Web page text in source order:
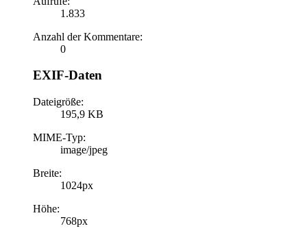
1.833
Anzahl der Kommentare:
0
EXIF-Daten
Dateigröße:
195,9 KB
MIME-Typ:
image/jpeg
Breite:
1024px
Höhe:
768px